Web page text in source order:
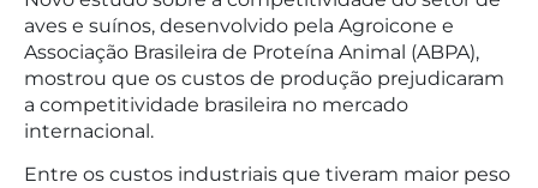
aves e suínos, desenvolvido pela Agroicone e
Associação Brasileira de Proteína Animal (ABPA),
mostrou que os custos de produção prejudicaram
a competitividade brasileira no mercado
internacional.
Entre os custos industriais que tiveram maior peso